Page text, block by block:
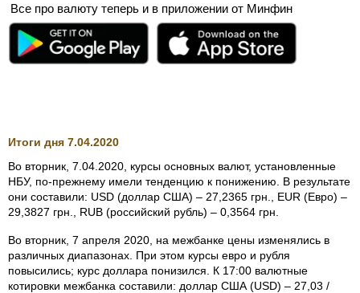
Все про валюту теперь и в приложении от Минфин
Итоги дня 7.04.2020
Во вторник, 7.04.2020, курсы основных валют, установленные
НБУ, по-прежнему имели тенденцию к понижению. В результате
они составили: USD (доллар США) – 27,2365 грн., EUR (Евро) –
29,3827 грн., RUB (российский рубль) – 0,3564 грн.
Во вторник, 7 апреля 2020, на межбанке цены изменялись в
различных диапазонах. При этом курсы евро и рубля
повысились; курс доллара понизился. К 17:00 валютные
котировки межбанка составили: доллар США (USD) – 27,03 /